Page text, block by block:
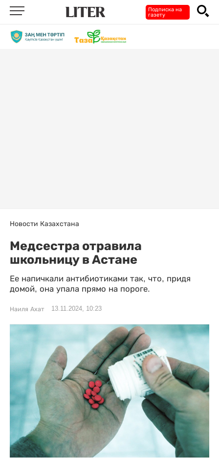
Подписка на
газету
Новости Казахстана
Медсестра отравила
школьницу в Астане
Ее напичкали антибиотиками так, что, придя
домой, она упала прямо на пороге.
Наиля Ахат 13.11.2024, 10:23